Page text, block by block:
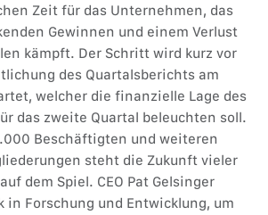
Zeit für das Unternehmen, das
Gewinnen und einem Verlust
kämpft. Der Schritt wird kurz vor
des Quartalsberichts am
welcher die finanzielle Lage des
das zweite Quartal beleuchten soll.
Beschäftigten und weiteren
steht die Zukunft vieler
dem Spiel. CEO Pat Gelsinger
in Forschung und Entwicklung, um